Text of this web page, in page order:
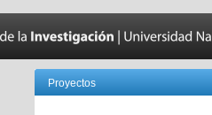
Proyectos